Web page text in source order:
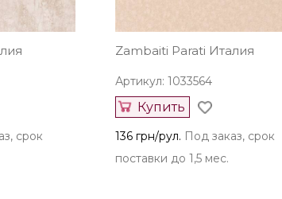
срок
Zambaiti Parati Италия
Артикул: 1033564
Купить
136 грн/рул. Под заказ, срок
поставки до 1,5 мес.